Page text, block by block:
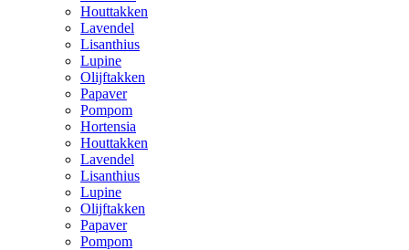
Houttakken
Lavendel
Lisanthius
Lupine
Olijftakken
Papaver
Pompom
Hortensia
Houttakken
Lavendel
Lisanthius
Lupine
Olijftakken
Papaver
Pompom